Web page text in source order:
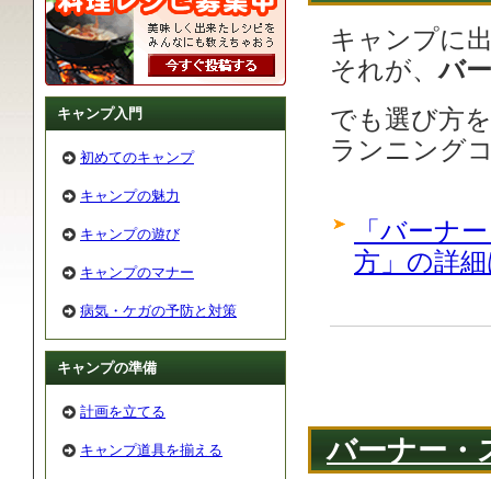
キャンプに
それが、バ
でも選び方
ランニング
「バーナ
方」の詳
バーナー・
キャンプ入門
初めてのキャンプ
キャンプの魅力
キャンプの遊び
キャンプのマナー
病気・ケガの予防と対策
キャンプの準備
計画を立てる
キャンプ道具を揃える